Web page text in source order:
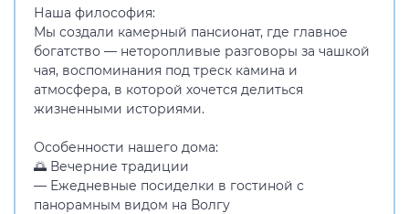
Наша философия:
Мы создали камерный пансионат, где главное
богатство — неторопливые разговоры за чашкой
чая, воспоминания под треск камина и
атмосфера, в которой хочется делиться
жизненными историями.
Особенности нашего дома:
🌅 Вечерние традиции
— Ежедневные посиделки в гостиной с
панорамным видом на Волгу